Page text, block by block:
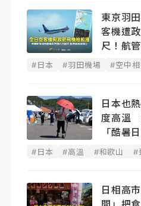
東京羽
客機遭
尺！航
#日本 #羽田機場 #空中相
日本也
度高溫
「酷暑日
#日本 #高溫 #和歌山 #
日相高